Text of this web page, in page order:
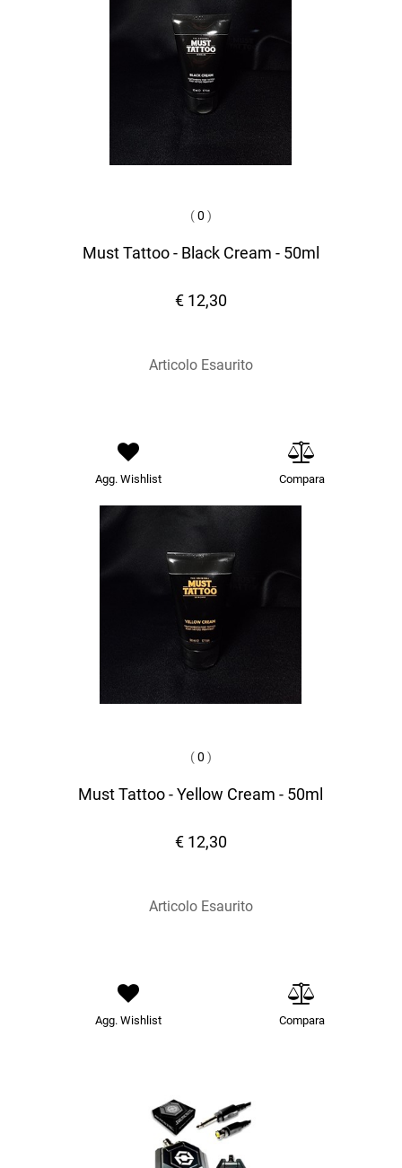
(0 )
Must Tattoo - Black Cream - 50ml
€ 12,30
Articolo Esaurito
Agg. Wishlist Compara
(0 )
Must Tattoo - Yellow Cream - 50ml
€ 12,30
Articolo Esaurito
Agg. Wishlist Compara